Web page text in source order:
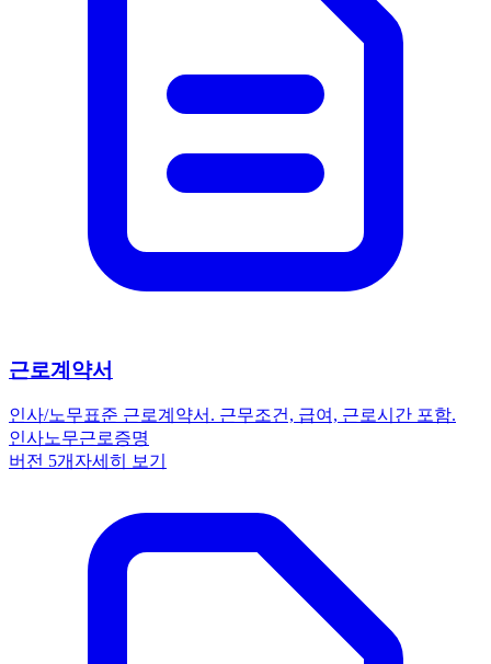
근로계약서
인사/노무표준 근로계약서. 근무조건, 급여, 근로시간 포함.
인사노무근로증명
버전 5개 자세히 보기